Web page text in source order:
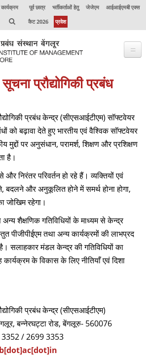
पूर्व छात्र भर्तीकर्ताओं हेतु जेजेएम
आईआईएमबी एक्स
कैट 2026
प्रवेश
प्रौद्योगिकी प्रबंध
प्रबंध केन्‍द्र (सीएसआईटीएम) सॉफ्टवेयर
को बढ़ावा देते हुए भारतीय एवं वैश्विक सॉफ्टवेयर
मुद्दों पर अनुसंधान, परामर्श, शिक्षण और प्रशिक्षण
है।
और निरंतर परिवर्तन हो रहे हैं। व्‍यक्तियों एवं
बदलने और अनुकूलित होने में समर्थ होना होगा,
जोखिम रहेगा।
शैक्षणिक गतिविधियों के माध्‍यम से केन्‍द्र
पीजीपीईएम तथा अन्‍य कार्यक्रमों की लाभप्रद
सलाहकार मंडल केन्‍द्र की गतिविधियों का
कार्यक्रम के विकास के लिए नीतियाँ एवं दिशा
प्रबंध केन्‍द्र (सीएसआईटीएम)
बन्‍नेरघट्टा रोड, बेंगलूरु- 560076
/ 2699 3353